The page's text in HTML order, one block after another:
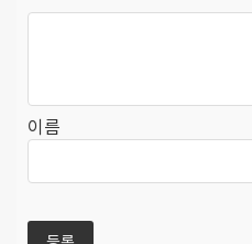
이름